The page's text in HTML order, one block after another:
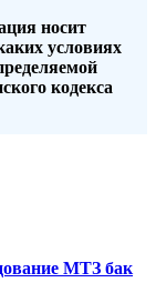
носит
условиях
кодекса
МТЗ бак